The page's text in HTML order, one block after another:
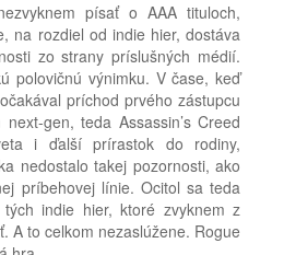
písať o AAA tituloch,
na rozdiel od indie hier, dostáva
zo strany príslušných médií.
polovičnú výnimku. V čase, keď
príchod prvého zástupcu
gen, teda Assassin’s Creed
i ďalší prírastok do rodiny,
nedostalo takej pozornosti, ako
príbehovej línie. Ocitol sa teda
indie hier, ktoré zvyknem z
A to celkom nezaslúžene. Rogue